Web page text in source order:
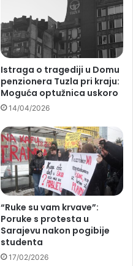
Istraga o tragediji u Domu
penzionera Tuzla pri kraju:
Moguća optužnica uskoro
14/04/2026
“Ruke su vam krvave”:
Poruke s protesta u
Sarajevu nakon pogibije
studenta
17/02/2026